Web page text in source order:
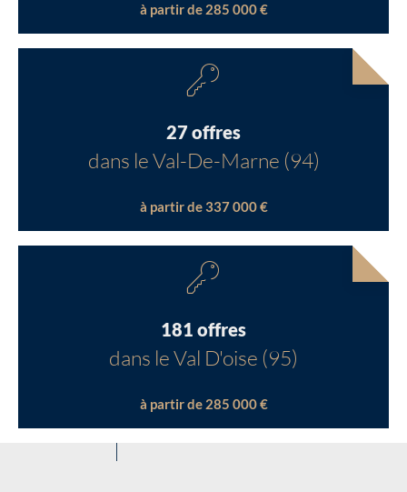
à partir de 285 000 €
27 offres
dans le Val-De-Marne (94)
à partir de 337 000 €
181 offres
dans le Val D'oise (95)
à partir de 285 000 €